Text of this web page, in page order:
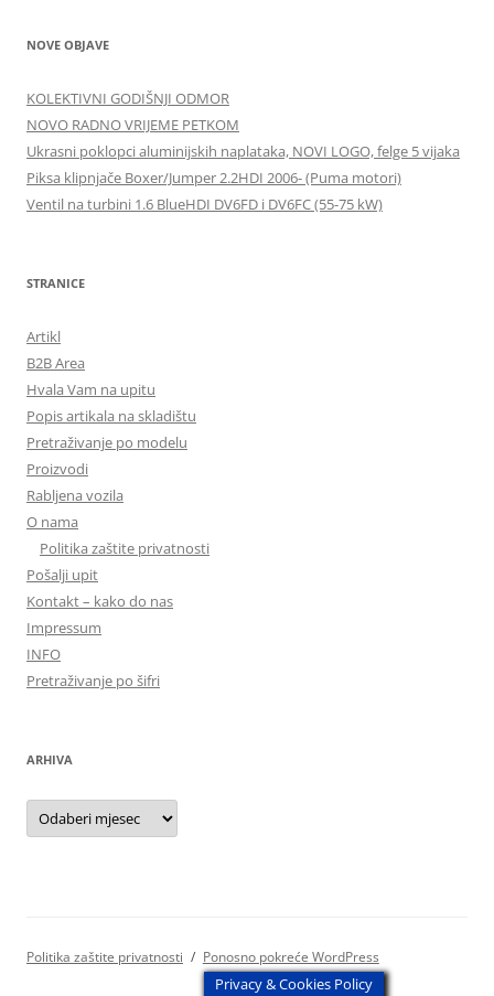
NOVE OBJAVE
KOLEKTIVNI GODIŠNJI ODMOR
NOVO RADNO VRIJEME PETKOM
Ukrasni poklopci aluminijskih naplataka, NOVI LOGO, felge 5 vijaka
Piksa klipnjače Boxer/Jumper 2.2HDI 2006- (Puma motori)
Ventil na turbini 1.6 BlueHDI DV6FD i DV6FC (55-75 kW)
STRANICE
Artikl
B2B Area
Hvala Vam na upitu
Popis artikala na skladištu
Pretraživanje po modelu
Proizvodi
Rabljena vozila
O nama
Politika zaštite privatnosti
Pošalji upit
Kontakt – kako do nas
Impressum
INFO
Pretraživanje po šifri
ARHIVA
Arhiva
Politika zaštite privatnosti Ponosno pokreće WordPress
Privacy & Cookies Policy